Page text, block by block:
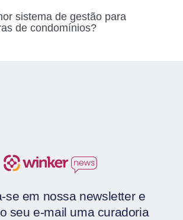
sistema de gestão para
de condomínios?
se em nossa newsletter e
seu e-mail uma curadoria